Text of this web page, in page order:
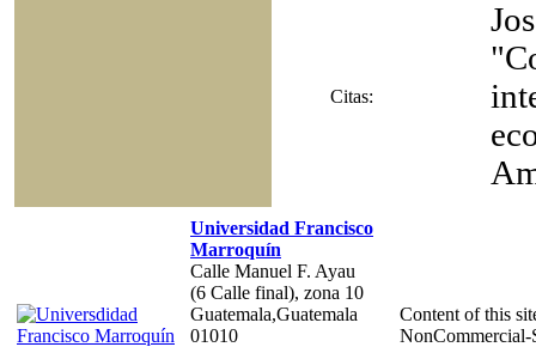
Citas:
Universidad Francisco
Marroquín
Calle Manuel F. Ayau
(6 Calle final), zona 10
Guatemala,Guatemala
01010
Content of this
NonCommercial-